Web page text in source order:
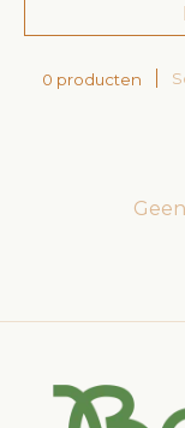
0 producten